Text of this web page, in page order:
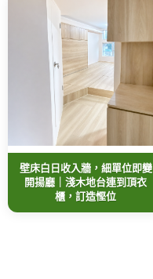
壁床白日收入牆，細單位即變
開揚廳｜淺木地台連到頂衣
櫃，訂造慳位